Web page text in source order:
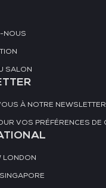
NOUS
SALON
À NOTRE NEWSLETTER
VOS PRÉFÉRENCES DE
LONDON